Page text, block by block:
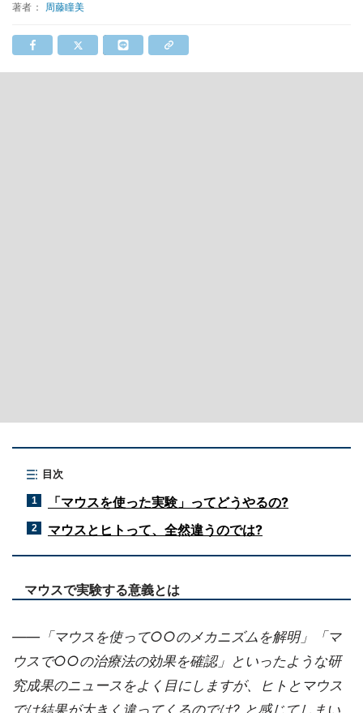
著者： 周藤瞳美
目次
1 「マウスを使った実験」ってどうやるの?
2 マウスとヒトって、全然違うのでは?
マウスで実験する意義とは
――「マウスを使って○○のメカニズムを解明」「マ
ウスで○○の治療法の効果を確認」といったような研
究成果のニュースをよく目にしますが、ヒトとマウス
では結果が大きく違ってくるのでは? と感じてしまい